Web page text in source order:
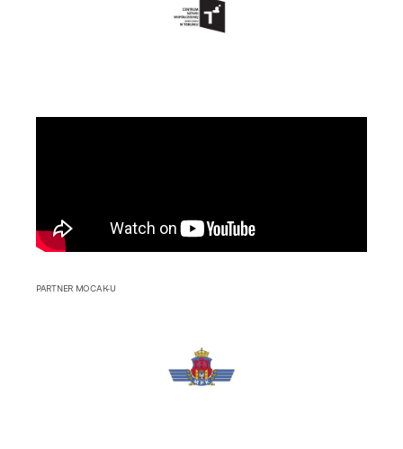
PARTNER MOCAK-U